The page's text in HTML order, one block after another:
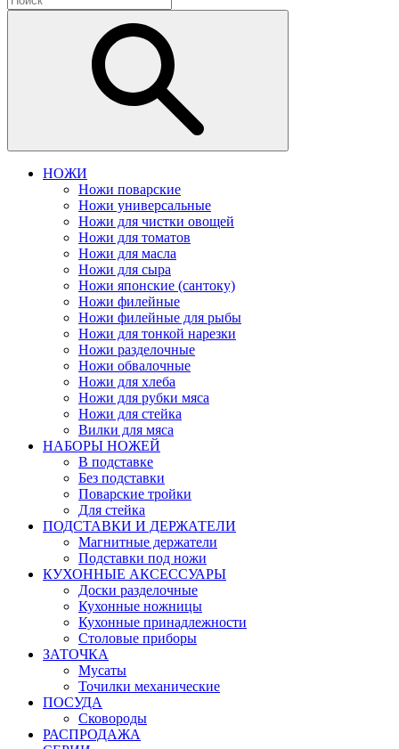
НОЖИ
Ножи поварские
Ножи универсальные
Ножи для чистки овощей
Ножи для томатов
Ножи для масла
Ножи для сыра
Ножи японские (сантоку)
Ножи филейные
Ножи филейные для рыбы
Ножи для тонкой нарезки
Ножи разделочные
Ножи обвалочные
Ножи для хлеба
Ножи для рубки мяса
Ножи для стейка
Вилки для мяса
НАБОРЫ НОЖЕЙ
В подставке
Без подставки
Поварские тройки
Для стейка
ПОДСТАВКИ И ДЕРЖАТЕЛИ
Магнитные держатели
Подставки под ножи
КУХОННЫЕ АКСЕССУАРЫ
Доски разделочные
Кухонные ножницы
Кухонные принадлежности
Столовые приборы
ЗАТОЧКА
Мусаты
Точилки механические
ПОСУДА
Сковороды
РАСПРОДАЖА